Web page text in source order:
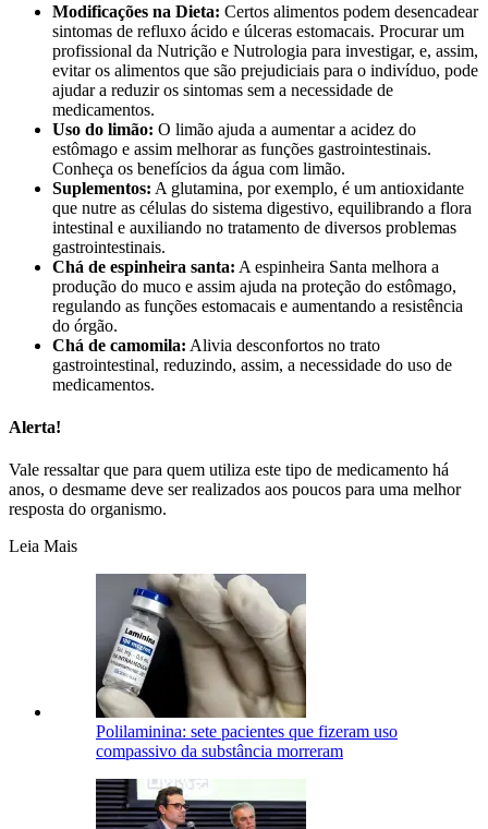
Modificações na Dieta: Certos alimentos podem desencadear
sintomas de refluxo ácido e úlceras estomacais. Procurar um
profissional da Nutrição e Nutrologia para investigar, e, assim,
evitar os alimentos que são prejudiciais para o indivíduo, pode
ajudar a reduzir os sintomas sem a necessidade de
medicamentos.
Uso do limão: O limão ajuda a aumentar a acidez do
estômago e assim melhorar as funções gastrointestinais.
Conheça os benefícios da água com limão.
Suplementos: A glutamina, por exemplo, é um antioxidante
que nutre as células do sistema digestivo, equilibrando a flora
intestinal e auxiliando no tratamento de diversos problemas
gastrointestinais.
Chá de espinheira santa: A espinheira Santa melhora a
produção do muco e assim ajuda na proteção do estômago,
regulando as funções estomacais e aumentando a resistência
do órgão.
Chá de camomila: Alivia desconfortos no trato
gastrointestinal, reduzindo, assim, a necessidade do uso de
medicamentos.
Alerta!
Vale ressaltar que para quem utiliza este tipo de medicamento há
anos, o desmame deve ser realizados aos poucos para uma melhor
resposta do organismo.
Leia Mais
Polilaminina: sete pacientes que fizeram uso
compassivo da substância morreram